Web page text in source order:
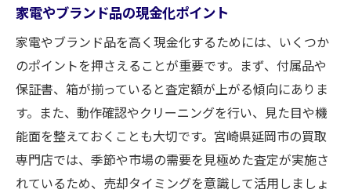
家電やブランド品の現金化ポイント
家電やブランド品を高く現金化するためには、いくつか
のポイントを押さえることが重要です。まず、付属品や
保証書、箱が揃っていると査定額が上がる傾向にありま
す。また、動作確認やクリーニングを行い、見た目や機
能面を整えておくことも大切です。宮崎県延岡市の買取
専門店では、季節や市場の需要を見極めた査定が実施さ
れているため、売却タイミングを意識して活用しましょ